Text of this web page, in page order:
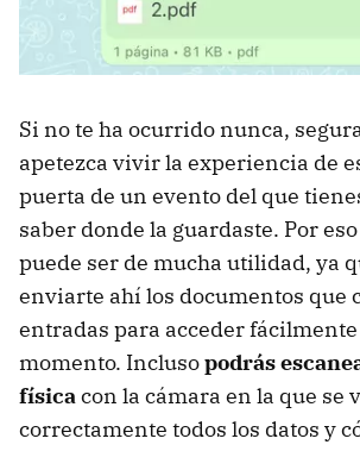
Si no te ha ocurrido nunca,
apetezca vivir la experiencia de
puerta de un evento del que
saber donde la guardaste. Por
puede ser de mucha utilidad, ya
enviarte ahí los documentos que
entradas para acceder
momento. Inclusopodrás
físicacon la cámara en la que se
correctamente todos los datos y